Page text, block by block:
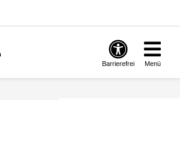
Barrierefrei Menü